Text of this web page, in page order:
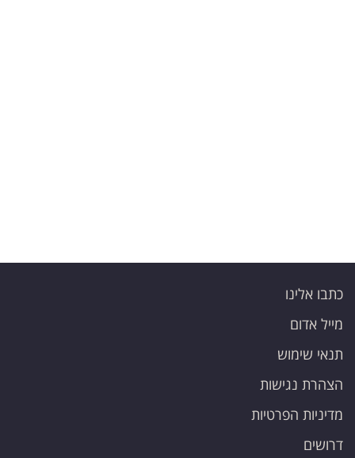
כתבו אלינו
מייל אדום
תנאי שימוש
הצהרת נגישות
מדיניות הפרטיות
דרושים